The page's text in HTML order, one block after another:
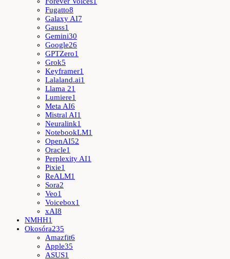
Fugatto8
Galaxy AI7
Gauss1
Gemini30
Google26
GPTZero1
Grok5
Keyframer1
Lalaland.ai1
Llama 21
Lumiere1
Meta AI6
Mistral AI1
Neuralink1
NotebookLM1
OpenAI52
Oracle1
Perplexity AI1
Pixie1
ReALM1
Sora2
Veo1
Voicebox1
xAI8
NMHH1
Okosóra235
Amazfit6
Apple35
ASUS1